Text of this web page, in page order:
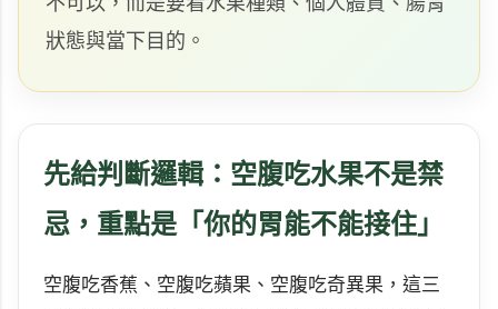
狀態與當下目的。
先給判斷邏輯：空腹吃水果不是禁
忌，重點是「你的胃能不能接住」
空腹吃香蕉、空腹吃蘋果、空腹吃奇異果，這三